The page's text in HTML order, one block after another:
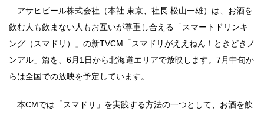
アサヒビール株式会社（本社 東京、社長 松山一雄）は、お酒を
飲む人も飲まない人もお互いが尊重し合える「スマートドリンキ
ング（スマドリ）」の新TVCM「スマドリがええねん！ときどきノ
ンアル」篇を、6月1日から北海道エリアで放映します。7月中旬か
らは全国での放映を予定しています。
本CMでは「スマドリ」を実践する方法の一つとして、お酒を飲